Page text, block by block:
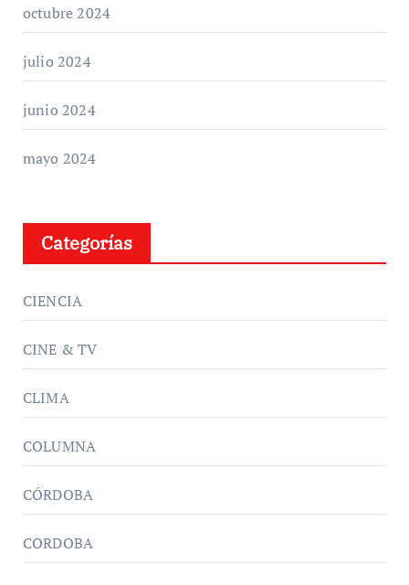
octubre 2024
julio 2024
junio 2024
mayo 2024
Categorías
CIENCIA
CINE & TV
CLIMA
COLUMNA
CÓRDOBA
CORDOBA